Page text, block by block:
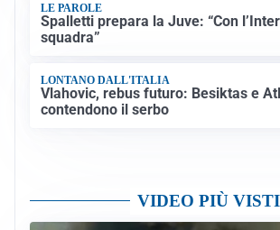
LE PAROLE
Spalletti prepara la Juve: “Con
squadra”
LONTANO DALL'ITALIA
Vlahovic, rebus futuro: Besiktas e
contendono il serbo
VIDEO PIÙ VISTI